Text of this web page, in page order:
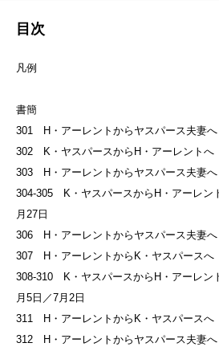
目次
凡例
書簡
301 H・アーレントからヤスパース夫妻
302 K・ヤスパースからH・アーレント
303 H・アーレントからヤスパース夫妻
304-305 K・ヤスパースからH・アーレ
月27日
306 H・アーレントからヤスパース夫妻
307 H・アーレントからK・ヤスパース
308-310 K・ヤスパースからH・アーレ
月5日／7月2日
311 H・アーレントからK・ヤスパース
312 H・アーレントからヤスパース夫妻